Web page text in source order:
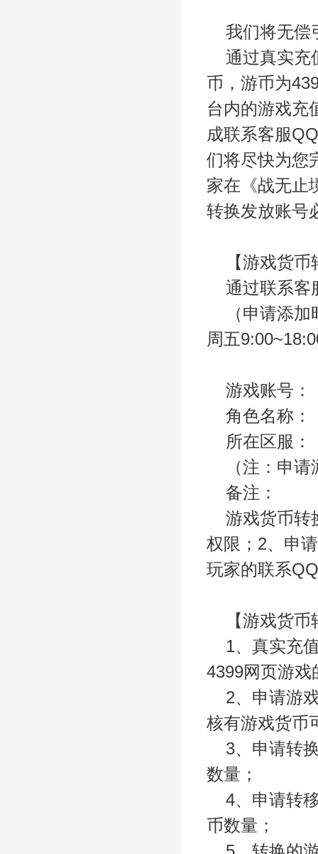
我们将无偿
通过真实充
币，游币为
台内的游戏充
成联系客服
们将尽快为您
家在《战无止
转换发放账号
【游戏货
通过联系客
（申请添
周五
游戏账号：
角色名称：
所在区服：
（注：申
备注：
游戏货币转
权限；2、申
玩家的联系
【游戏货
1、真实充
4399网页游戏
2、申请游
核有游戏货币
3、申请转
数量；
4、申请转
币数量；